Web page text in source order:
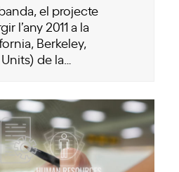
el projecte
l’any 2011 a la
Berkeley,
de la…